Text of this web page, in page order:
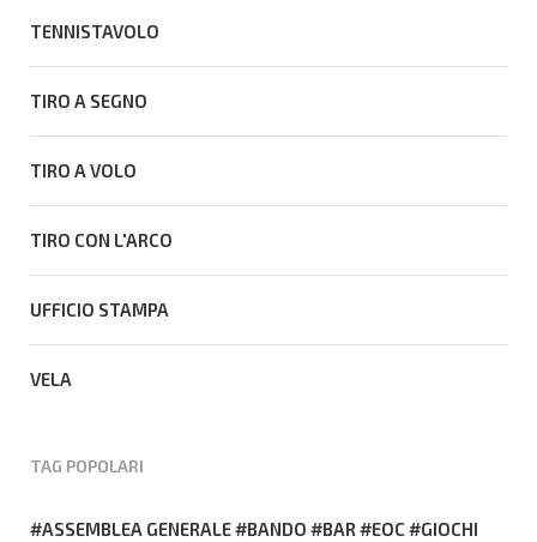
TENNISTAVOLO
TIRO A SEGNO
TIRO A VOLO
TIRO CON L'ARCO
UFFICIO STAMPA
VELA
TAG POPOLARI
ASSEMBLEA GENERALE BANDO BAR EOC
GIOCHI